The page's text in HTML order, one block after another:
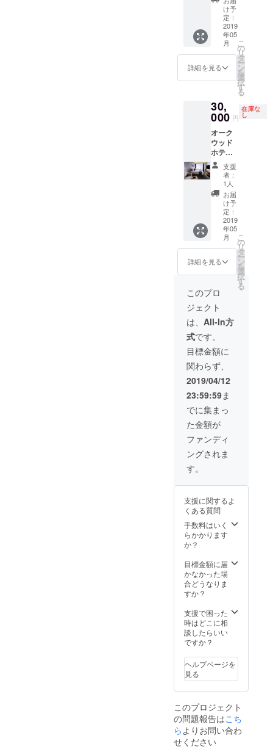
ルで、
ハイ
アット
セント
リック
流の銀
座を体
感いた
だける
です。
セスも
抜群。
ビジネ
スでの
ご滞在
はもち
ろん、
観光の
拠点と
最適で
す。 ※
バック
オフィ
スご案
内の開
催日時
につい
ては
追って
候補日
をご連
絡いた
しま
す。
脈々と
受け継
ぎ、育
んでき
た奥深
い歴史
と文化
があり
ます。
アット
セント
リック
銀座 東
京が目
指すの
は、 訪
れた
人々が
銀座の
魅力を
知り、
感じ、
そして
体験す
る拠点
となる
こと。
初めて
の方も
リピー
ターの
方も、
肩ひじ
張らな
い自分
らしい
スタイ
ルで、
ハイ
アット
セント
リック
流の銀
座を体
感いた
だける
お名前
をご記
入くだ
さい。
記入の
合は
CAMPF
ザー名
を掲載
いたし
ます。
ご了承
くださ
い。
有効期
間：
2019年
6月1日
～11月
30日
（6ヶ
イニン
グでも
みいた
だける
アン
ダーズ
東京で
は、 新
鮮で旬
な地元
の厳選
食材や
調理方
法にこ
り、 ア
ンダー
ならで
はの驚
きと感
動に満
イニン
グ を提
供しま
す。 ■
ザ タ
ヴァン
グリル
＆ラウ
ンジ
51Fのメ
インダ
イニン
グ、ザ
ル＆ラ
ウンジ
では、
東京の
絶景を
眺めな
食材を
使った
グリル
ご堪能
いただ
けま
す。 都
しい眺
にお楽
しみく
ださ
い。 ま
た、パ
トロン
の方の
す） ま
た、パ
トロン
の方の
お名前
（ニッ
クネー
でも
可）
を
5/15
イベン
ト会場
にて、
掲載・
ご紹介
いたし
ます。
※支援
時、必
ず備考
欄にご
希望の
お名前
さい。
ない場
合は
CAMPF
IREの
ユー
ザー名
を掲載
いたし
ご了承
くださ
い。
でのご
宿泊券
（1組2
名様）
東京エ
リアに
ござい
ます 三
井ガー
テルま
たは
ホテ
ル
ザ セ
レス
ティン
銀座 1
泊ご宿
泊券 3
組6名様
※ご朝食
は含ま
れずお
部屋で
のご宿
泊のみ
す。 利
用期
間
2019/9/
30まで
（休館
日・貸
切・満
室など
の際は
ご希望
のお日
にちで
はご利
用いた
だけな
いこと
もござ
た、パ
トロン
の方の
お名前
（ニッ
クネー
ゴなど
でも
可）
イベン
ト会場
にて、
掲載・
いたし
ます。
※支援
時、必
欄にご
希望の
お名前
をご記
入くだ
け予
定：
2019
年05
月
詳細を見る
こ
の
リ
タ
ー
ン
を
選
択
す
る
30,
000 円
在庫な
し
オーク
ウッド
ホテル
＆ア
パート
メンツ
新大阪
（ご朝
食付
き）1泊
ご宿泊
券 １
組２名
様 利用
期間
2019/9/
30まで
（休館
日・貸
切・満
室など
の際は
ご希望
のお日
にちで
はご利
用いた
だけな
いこと
もござ
いま
す） ま
た、パ
トロン
（ニッ
ムや社
名・ロ
ゴなど
でも
可）
5/15
イベン
ト会場
にて、
ご紹介
いたし
ます。
※支援
ず備考
欄にご
希望の
お名前
入くだ
さい。
記入の
ない場
合は
支援
者：
1人
お届
け予
定：
2019
年05
月
詳細を見る
こ
の
リ
タ
ー
ン
を
選
択
す
る
このプロ
ジェクト
は、 All-In方
式です。
目標金額に
関わらず、
2019/04/12
23:59:59ま
でに集まっ
た金額が
ファンディ
ングされま
す。
支援に関するよ
くある質問
手数料はいく
らかかります
か？
目標金額に届
かなかった場
合どうなりま
すか？
支援で困った
時はどこに相
談したらいい
ですか？
ヘルプページを
見る
このプロジェクト
の問題報告はこち
ら よりお問い合わ
せください